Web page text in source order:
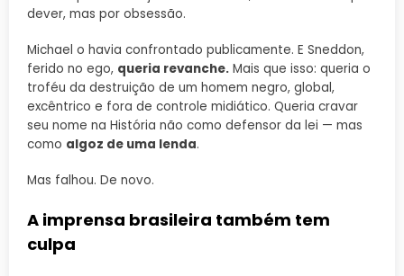
dever, mas por obsessão.
Michael o havia confrontado publicamente. E Sneddon,
ferido no ego, queria revanche. Mais que isso: queria o
troféu da destruição de um homem negro, global,
excêntrico e fora de controle midiático. Queria cravar
seu nome na História não como defensor da lei — mas
como algoz de uma lenda.
Mas falhou. De novo.
A imprensa brasileira também tem
culpa